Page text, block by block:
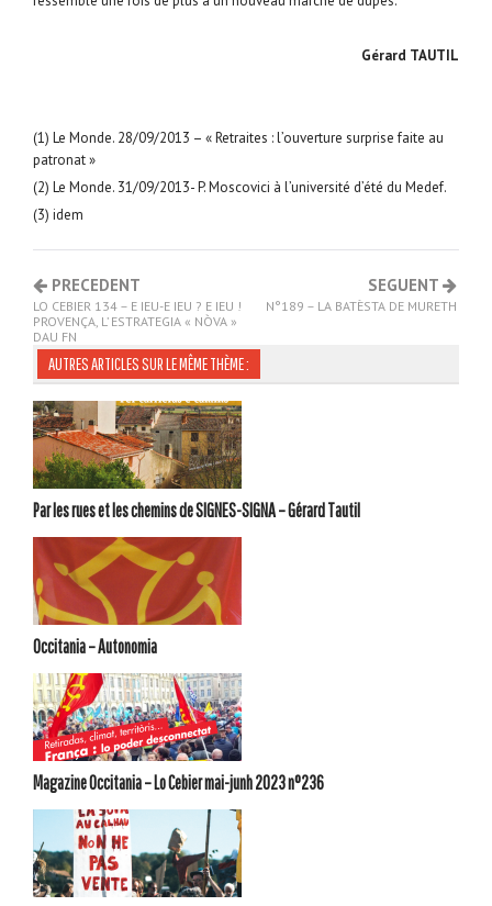
Gérard TAUTIL
(1) Le Monde. 28/09/2013 – « Retraites : l’ouverture surprise faite au
patronat »
(2) Le Monde. 31/09/2013- P. Moscovici à l’université d’été du Medef.
(3) idem
PRECEDENT
LO CEBIER 134 – E IEU-E IEU ? E IEU !
PROVENÇA, L’ ESTRATEGIA « NÒVA »
DAU FN
SEGUENT
N°189 – LA BATÈSTA DE MURETH
AUTRES ARTICLES SUR LE MÊME THÈME :
Par les rues et les chemins de SIGNES-SIGNA – Gérard Tautil
Occitania – Autonomia
Magazine Occitania – Lo Cebier mai-junh 2023 n°236